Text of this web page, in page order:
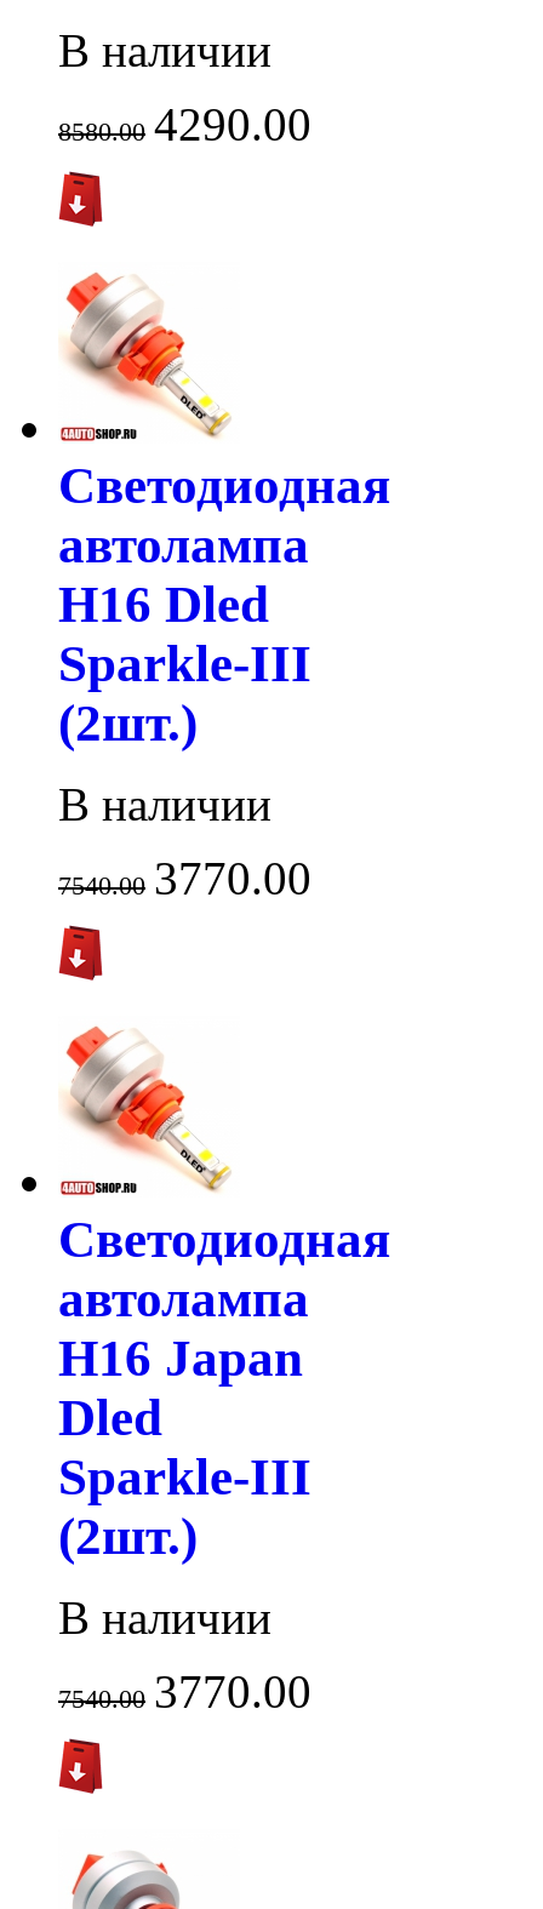
В наличии
8580.00 4290.00
Светодиодная
автолампа
H16 Dled
Sparkle-III
(2шт.)
В наличии
7540.00 3770.00
Светодиодная
автолампа
H16 Japan
Dled
Sparkle-III
(2шт.)
В наличии
7540.00 3770.00